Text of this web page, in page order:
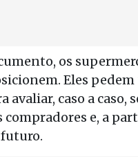
os
Eles pedem
avaliar, caso a
e, a